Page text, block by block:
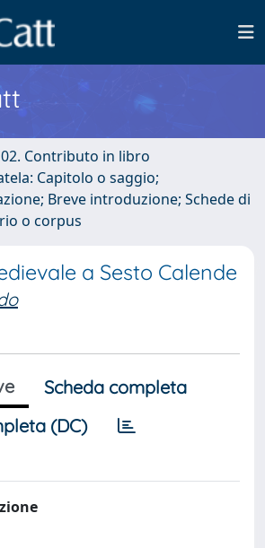
02. Contributo in libro
Capitolo o saggio;
Breve introduzione; Schede di
o corpus
a Sesto Calende
Scheda completa
(DC)